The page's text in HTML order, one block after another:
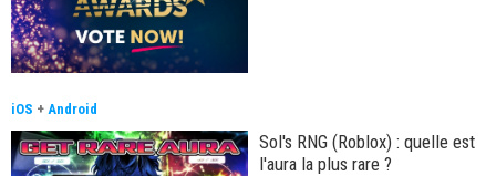
iOS + Android
Sol's RNG (Roblox) : quelle est
l'aura la plus rare ?